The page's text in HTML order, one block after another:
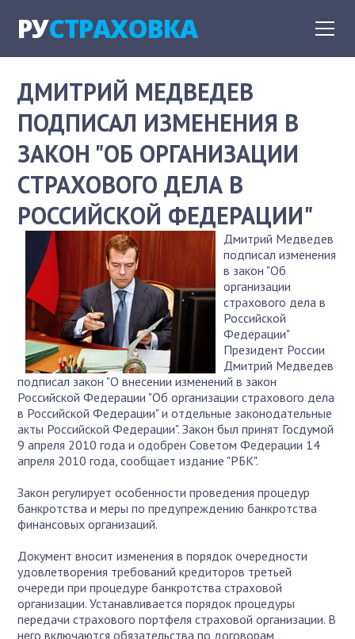
РУСТРАХОВКА
ДМИТРИЙ МЕДВЕДЕВ
ПОДПИСАЛ ИЗМЕНЕНИЯ В
ЗАКОН "ОБ ОРГАНИЗАЦИИ
СТРАХОВОГО ДЕЛА В
РОССИЙСКОЙ ФЕДЕРАЦИИ"
Дмитрий Медведев
подписал изменения
в закон "Об
организации
страхового дела в
Российской
Федерации"
Президент России
Дмитрий Медведев
подписал закон "О внесении изменений в закон
Российской Федерации "Об организации страхового дела
в Российской Федерации" и отдельные законодательные
акты Российской Федерации". Закон был принят Госдумой
9 апреля 2010 года и одобрен Советом Федерации 14
апреля 2010 года, сообщает издание "РБК".
Закон регулирует особенности проведения процедур
банкротства и меры по предупреждению банкротства
финансовых организаций.
Документ вносит изменения в порядок очередности
удовлетворения требований кредиторов третьей
очереди при процедуре банкротства страховой
организации. Устанавливается порядок процедуры
передачи страхового портфеля страховой организации. В
него включаются обязательства по договорам